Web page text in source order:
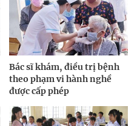
Bác sĩ khám, điều trị bệnh
theo phạm vi hành nghề
được cấp phép